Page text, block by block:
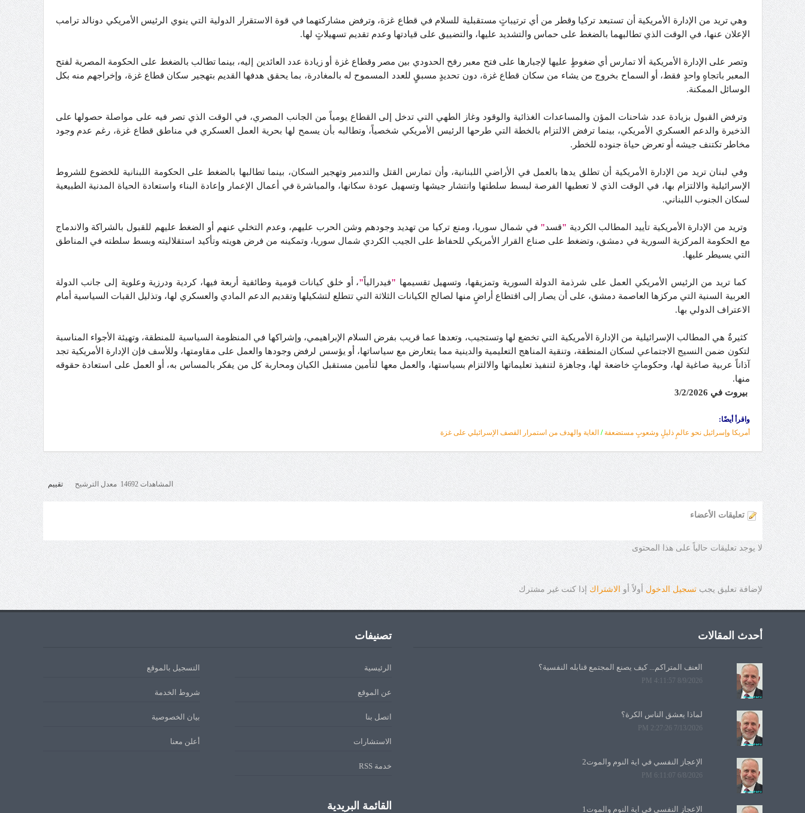
وهي تريد من الإدارة الأمريكية أن تستبعد تركيا وقطر من أي ترتيباتٍ مستقبلية للسلام في قطاع غزة، وترفض مشاركتهما في قوة الاستقرار الدولية التي ينوي الرئيس الأمريكي دونالد ترامب
الإعلان عنها، في الوقت الذي تطالبهما بالضغط على حماس والتشديد عليها، والتضييق على قيادتها وعدم تقديم تسهيلاتٍ لها.
وتصر على الإدارة الأمريكية ألا تمارس أي ضغوطٍ عليها لإجبارها على فتح معبر رفح الحدودي بين مصر وقطاع غزة أو زيادة عدد العائدين إليه، بينما تطالب بالضغط على الحكومة المصرية لفتح
المعبر باتجاهٍ واحدٍ فقط، أو السماح بخروج من يشاء من سكان قطاع غزة، دون تحديدٍ مسبقٍ للعدد المسموح له بالمغادرة، بما يحقق هدفها القديم بتهجير سكان قطاع غزة، وإخراجهم منه بكل
الوسائل الممكنة.
وترفض القبول بزيادة عدد شاحنات المؤن والمساعدات الغذائية والوقود وغاز الطهي التي تدخل إلى القطاع يومياً من الجانب المصري، في الوقت الذي تصر فيه على مواصلة حصولها على
الذخيرة والدعم العسكري الأمريكي، بينما ترفض الالتزام بالخطة التي طرحها الرئيس الأمريكي شخصياً، وتطالبه بأن يسمح لها بحرية العمل العسكري في مناطق قطاع غزة، رغم عدم وجود
مخاطر تكتنف جيشه أو تعرض حياة جنوده للخطر.
وفي لبنان تريد من الإدارة الأمريكية أن تطلق يدها بالعمل في الأراضي اللبنانية، وأن تمارس القتل والتدمير وتهجير السكان، بينما تطالبها بالضغط على الحكومة اللبنانية للخضوع للشروط
الإسرائيلية والالتزام بها، في الوقت الذي لا تعطيها الفرصة لبسط سلطتها وانتشار جيشها وتسهيل عودة سكانها، والمباشرة في أعمال الإعمار وإعادة البناء واستعادة الحياة المدنية الطبيعية
لسكان الجنوب اللبناني.
وتريد من الإدارة الأمريكية تأييد المطالب الكردية "قسد" في شمال سوريا، ومنع تركيا من تهديد وجودهم وشن الحرب عليهم، وعدم التخلي عنهم أو الضغط عليهم للقبول بالشراكة والاندماج
مع الحكومة المركزية السورية في دمشق، وتضغط على صناع القرار الأمريكي للحفاظ على الجيب الكردي شمال سوريا، وتمكينه من فرض هويته وتأكيد استقلاليته وبسط سلطته في المناطق
التي يسيطر عليها.
كما تريد من الرئيس الأمريكي العمل على شرذمة الدولة السورية وتمزيقها، وتسهيل تقسيمها "فيدرالياً"، أو خلق كيانات قومية وطائفية أربعة فيها، كردية ودرزية وعلوية إلى جانب الدولة
العربية السنية التي مركزها العاصمة دمشق، على أن يصار إلى اقتطاع أراضٍ منها لصالح الكيانات الثلاثة التي تتطلع لتشكيلها وتقديم الدعم المادي والعسكري لها، وتذليل القبات السياسية أمام
الاعتراف الدولي بها.
كثيرةٌ هي المطالب الإسرائيلية من الإدارة الأمريكية التي تخضع لها وتستجيب، وتعدها عما قريب بفرض السلام الإبراهيمي، وإشراكها في المنظومة السياسية للمنطقة، وتهيئة الأجواء المناسبة
لتكون ضمن النسيج الاجتماعي لسكان المنطقة، وتنقية المناهج التعليمية والدينية مما يتعارض مع سياساتها، أو يؤسس لرفض وجودها والعمل على مقاومتها، وللأسف فإن الإدارة الأمريكية تجد
آذاناً عربية صاغية لها، وحكوماتٍ خاضعة لها، وجاهزة لتنفيذ تعليماتها والالتزام بسياستها، والعمل معها لتأمين مستقبل الكيان ومحاربة كل من يفكر بالمساس به، أو العمل على استعادة حقوقه
منها.
بيروت في 3/2/2026
واقرأ أيضًا:
أمريكا وإسرائيل نحو عالمٍ ذليلٍ وشعوبٍ مستضعفة / الغاية والهدف من استمرار القصف الإسرائيلي على غزة
المشاهدات 14692 معدل الترشيح تقييم
تعليقات الأعضاء
لا يوجد تعليقات حالياً على هذا المحتوى
لإضافة تعليق يجبتسجيل الدخول أولاً أو الاشتراك إذا كنت غير مشترك
أحدث المقالات
العنف المتراكم... كيف يصنع المجتمع قنابله النفسية؟
8/9/2026 4:11:57 PM
لماذا يعشق الناس الكرة؟
7/13/2026 2:27:26 PM
الإعجاز النفسي في آية النوم والموت2
6/8/2026 6:11:07 PM
الإعجاز النفسي في آية النوم والموت1
تصنيفات
الرئيسية التسجيل بالموقع
عن الموقع شروط الخدمة
اتصل بنا بيان الخصوصية
الاستشارات أعلن معنا
خدمة RSS
القائمة البريدية